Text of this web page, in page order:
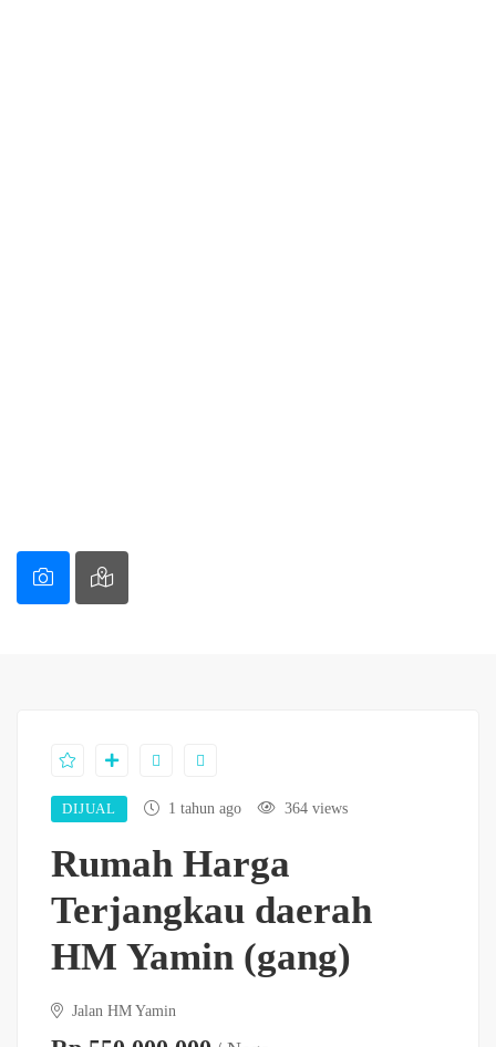
DIJUAL 1 tahun ago 364 views
Rumah Harga
Terjangkau daerah
HM Yamin (gang)
Jalan HM Yamin